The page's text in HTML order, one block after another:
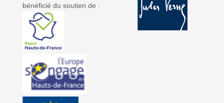
bénéficié du soutien de :